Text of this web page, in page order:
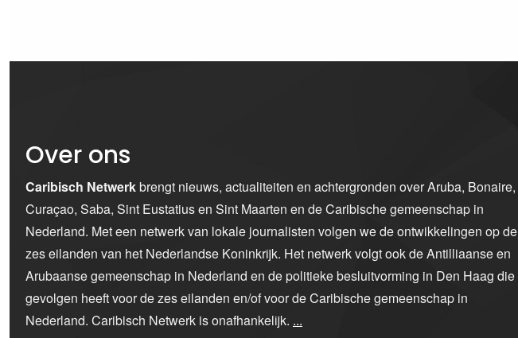
Over ons
Caribisch Netwerkbrengt nieuws, actualiteiten en achtergronden over Aruba, Bonaire,
Curaçao, Saba, Sint Eustatius en Sint Maarten en de Caribische gemeenschap in
Nederland. Met een netwerk van lokale journalisten volgen we de ontwikkelingen op de
zes eilanden van het Nederlandse Koninkrijk. Het netwerk volgt ook de Antilliaanse en
Arubaanse gemeenschap in Nederland en de politieke besluitvorming in Den Haag die
gevolgen heeft voor de zes eilanden en/of voor de Caribische gemeenschap in
Nederland. Caribisch Netwerk is onafhankelijk. ...